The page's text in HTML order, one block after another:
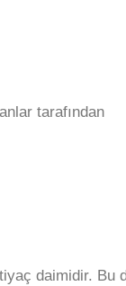
tarafından
daimidir. Bu